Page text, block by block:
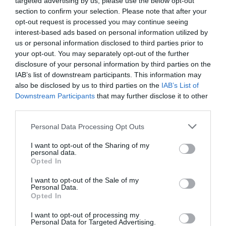
section to confirm your selection. Please note that after your
opt-out request is processed you may continue seeing
interest-based ads based on personal information utilized by
us or personal information disclosed to third parties prior to
your opt-out. You may separately opt-out of the further
disclosure of your personal information by third parties on the
IAB’s list of downstream participants. This information may
also be disclosed by us to third parties on the IAB’s List of
Downstream Participants that may further disclose it to other
Personal Data Processing Opt Outs
I want to opt-out of the Sharing of my
personal data.
Opted In
I want to opt-out of the Sale of my
Personal Data.
Opted In
I want to opt-out of processing my
Personal Data for Targeted Advertising.
Railay Beach to ikona Krabi, znana na całym świecie
z białego piasku i turkusowej wody. Dostępna
jedynie łodzią, ta plaża przyciąga turystów swoimi
malowniczymi klifami i spektakularnymi zachodami
słońca. To idealne miejsce na relaks, opalanie się
oraz zwiedzanie jaskini Phra Nang, która skrywa
tajemnice lokalnej kultury. Te spektakularne widoki
Koh Hong to idealne miejsce do zostania
miłośnikiem natury. Ta urokliwa wyspa jest znana z
niezapomnianych widoków i dziewiczych plaż.
aby odkryć jej tajemnice i zrelaksować się w
spokojnej atmosferze. Woda jest idealna do
pływania i snorkelingu, dzięki czemu możesz